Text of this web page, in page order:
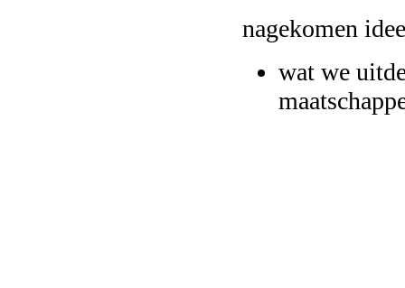
nagekomen idee
wat we